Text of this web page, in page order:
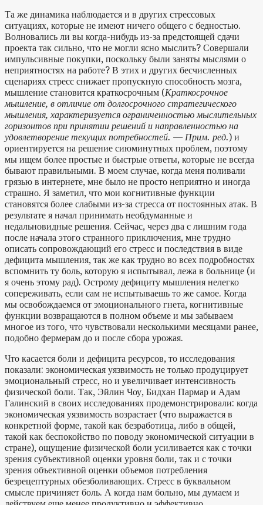
Та же динамика наблюдается и в других стрессовых
ситуациях, которые не имеют ничего общего с бедностью.
Волновались ли вы когда-нибудь из-за предстоящей сдачи
проекта так сильно, что не могли ясно мыслить? Совершали
импульсивные покупки, поскольку были заняты мыслями о
неприятностях на работе? В этих и других бесчисленных
сценариях стресс снижает пропускную способность мозга,
мышление становится краткосрочным (Краткосрочное
мышление, в отличие от долгосрочного стратегического
мышления, характеризуется ограниченностью мыслительных
горизонтов при принятии решений и направленностью на
удовлетворение текущих потребностей. — Прим. ред.) и
ориентируется на решение сиюминутных проблем, поэтому
мы ищем более простые и быстрые ответы, которые не всегда
бывают правильными. В моем случае, когда меня поливали
грязью в интернете, мне было не просто неприятно и иногда
страшно. Я заметил, что мои когнитивные функции
становятся более слабыми из-за стресса от постоянных атак. В
результате я начал принимать необдуманные и
недальновидные решения. Сейчас, через два с лишним года
после начала этого странного приключения, мне трудно
описать сопровождающий его стресс и последствия в виде
дефицита мышления, так же как трудно во всех подробностях
вспомнить ту боль, которую я испытывал, лежа в больнице (и
я очень этому рад). Острому дефициту мышления нелегко
сопереживать, если сам не испытываешь то же самое. Когда
мы освобождаемся от эмоционального гнета, когнитивные
функции возвращаются в полном объеме и мы забываем
многое из того, что чувствовали несколькими месяцами ранее,
подобно фермерам до и после сбора урожая.
Что касается боли и дефицита ресурсов, то исследования
показали: экономическая уязвимость не только продуцирует
эмоциональный стресс, но и увеличивает интенсивность
физической боли. Так, Эйлин Чоу, Бидхан Пармар и Адам
Галинский в своих исследованиях продемонстрировали: когда
экономическая уязвимость возрастает (что выражается в
конкретной форме, такой как безработица, либо в общей,
такой как беспокойство по поводу экономической ситуации в
стране), ощущение физической боли усиливается как с точки
зрения субъективной оценки уровня боли, так и с точки
зрения объективной оценки объемов потребления
безрецептурных обезболивающих. Стресс в буквальном
смысле причиняет боль. А когда нам больно, мы думаем и